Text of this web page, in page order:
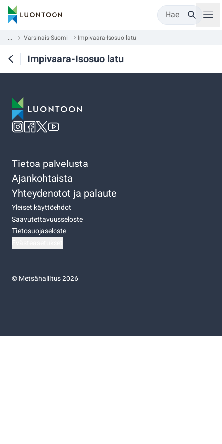
Hae
... Varsinais-Suomi Impivaara-Isosuo latu
Impivaara-Isosuo latu
Tietoa palvelusta
Ajankohtaista
Yhteydenotot ja palaute
Yleiset käyttöehdot
Saavutettavuusseloste
Tietosuojaseloste
©Metsähallitus 2026